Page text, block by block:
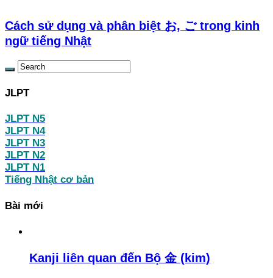
Cách sử dụng và phân biệt お, ご trong kinh
ngữ tiếng Nhật
JLPT
JLPT N5
JLPT N4
JLPT N3
JLPT N2
JLPT N1
Tiếng Nhật cơ bản
Bài mới
Kanji liên quan đến Bộ 金 (kim)